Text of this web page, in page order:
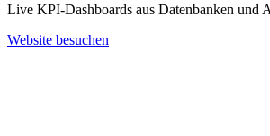
Live KPI-Dashboards aus Datenbanken und
Website besuchen